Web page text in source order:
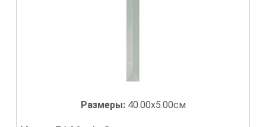
Размеры: 40.00x5.00см